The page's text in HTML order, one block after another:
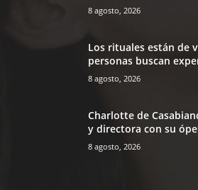
8 agosto, 2026
Los rituales están de
personas buscan
8 agosto, 2026
Charlotte de
y directora con su
8 agosto, 2026